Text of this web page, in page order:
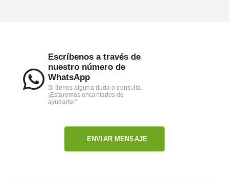
Escríbenos a través de
nuestro número de
WhatsApp
Si tienes alguna duda o consulta.
¡Estaremos encantados de
ayudarte!"
ENVIAR MENSAJE